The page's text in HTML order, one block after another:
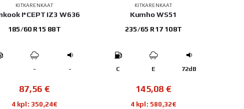
KITKARENKAAT
I*CEPT IZ3 W636
185/60 R15 88T
- -
87,56 €
4 kpl: 350,24€
KITKARENKAAT
Kumho WS51
235/65 R17 108T
C E 72dB
145,08 €
4 kpl: 580,32€